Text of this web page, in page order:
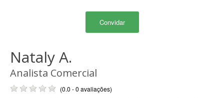
Convidar
Nataly A.
Analista Comercial
(0.0 - 0 avaliações)